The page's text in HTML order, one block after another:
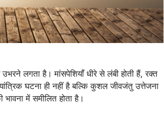
लगता है। मांसपेशियाँ धीरे से लंबी होती हैं, रक्त
घटना ही नहीं है बल्कि कुशल जीवजंतु उत्तेजना
में समीलित होता है।